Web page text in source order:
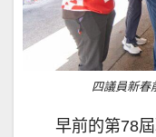
四議員新春
早前的第78